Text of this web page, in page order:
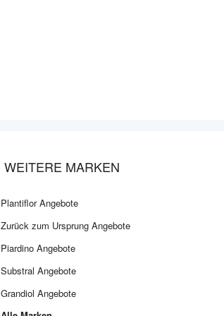
WEITERE MARKEN
Plantiflor Angebote
Zurück zum Ursprung Angebote
Piardino Angebote
Substral Angebote
Grandiol Angebote